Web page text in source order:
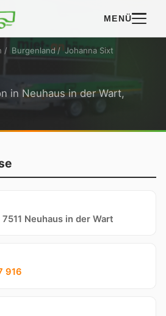
MENÜ
/ Burgenland / Johanna Sixt
in Neuhaus in der Wart,
Neuhaus in der Wart
916